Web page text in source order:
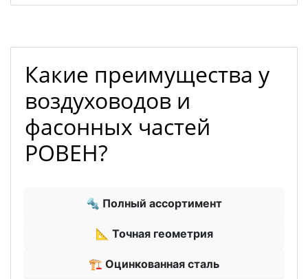
Какие преимущества у
воздуховодов и
фасонных частей
РОВЕН?
🔩 Полный ассортимент
📐 Точная геометрия
🏗 Оцинкованная сталь